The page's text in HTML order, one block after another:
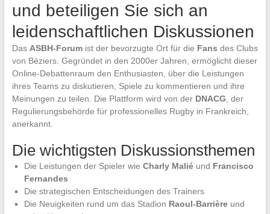
und beteiligen Sie sich an
leidenschaftlichen Diskussionen
Das ASBH-Forumist der bevorzugte Ort für die Fans des Clubs
von Béziers. Gegründet in den 2000er Jahren, ermöglicht dieser
Online-Debattenraum den Enthusiasten, über die Leistungen
ihres Teams zu diskutieren, Spiele zu kommentieren und ihre
Meinungen zu teilen. Die Plattform wird von der DNACG , der
Regulierungsbehörde für professionelles Rugby in Frankreich,
anerkannt.
Die wichtigsten Diskussionsthemen
Die Leistungen der Spieler wie Charly Maliéund Francisco
Fernandes
Die strategischen Entscheidungen des Trainers
Die Neuigkeiten rund um das Stadion Raoul-Barrièreund